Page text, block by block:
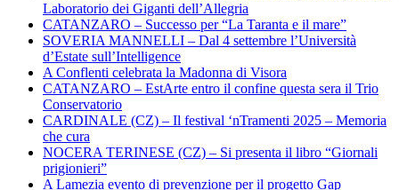
Laboratorio dei Giganti dell’Allegria
CATANZARO – Successo per “La Taranta e il mare”
SOVERIA MANNELLI – Dal 4 settembre l’Università
d’Estate sull’Intelligence
A Conflenti celebrata la Madonna di Visora
CATANZARO – EstArte entro il confine questa sera il Trio
Conservatorio
CARDINALE (CZ) – Il festival ‘nTramenti 2025 – Memoria
che cura
NOCERA TERINESE (CZ) – Si presenta il libro “Giornali
prigionieri”
A Lamezia evento di prevenzione per il progetto Gap